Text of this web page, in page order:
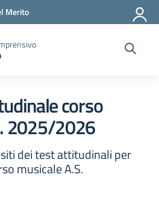
Merito
corso
2025/2026
dei test attitudinali per
musicale A.S.